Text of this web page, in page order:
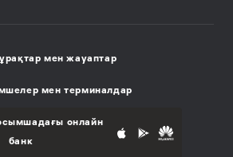
мен жауаптар
мен терминалдар
онлайн
банк